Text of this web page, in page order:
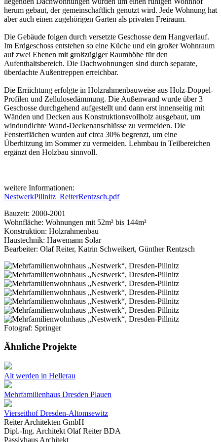
herum gebaut, der gemeinschaftlich genutzt wird. Jede Wohnung hat
aber auch einen zugehörigen Garten als privaten Freiraum.
Die Gebäude folgen durch versetzte Geschosse dem Hangverlauf.
Im Erdgeschoss entstehen so eine Küche und ein großer Wohnraum
auf zwei Ebenen mit großzügiger Raumhöhe für den
Aufenthaltsbereich. Die Dachwohnungen sind durch separate,
überdachte Außentreppen erreichbar.
Die Erriichtung erfolgte in Holzrahmenbauweise aus Holz-Doppel-
Profilen und Zellulosedämmung. Die Außenwand wurde über 3
Geschosse durchgehend aufgestellt und dann erst innenseitig mit
Wänden und Decken aus Konstruktionsvollholz ausgebaut, um
windundichte Wand-Deckenanschlüsse zu vermeiden. Die
Fensterflächen wurden auf circa 30% begrenzt, um eine
Überhitzung im Sommer zu vermeiden. Lehmbau in Teilbereichen
ergänzt den Holzbau sinnvoll.
weitere Informationen:
NestwerkPillnitz_ReiterRentzsch.pdf
Bauzeit: 2000-2001
Wohnfläche: Wohnungen mit 52m² bis 144m²
Konstruktion: Holzrahmenbau
Haustechnik: Hawemann Solar
Bearbeiter: Olaf Reiter, Katrin Schweikert, Günther Rentzsch
Fotograf: Springer
Ähnliche Projekte
Alt werden in Hellerau
Mehrfamilienhaus Dresden Plauen
Vierseithof Dresden-Altomsewitz
Reiter Architekten GmbH
Dipl.-Ing. Architekt Olaf Reiter BDA
Passivhaus Architekt